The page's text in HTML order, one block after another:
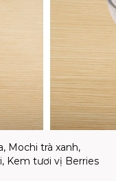
Mochi trà xanh,
Kem tươi vị Berries